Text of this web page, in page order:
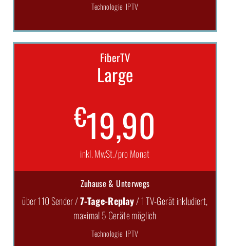
Technologie: IPTV
FiberTV
Large
€19,90
inkl. MwSt./pro Monat
Zuhause & Unterwegs
über 110 Sender /7-Tage-Replay/ 1 TV-Gerät inkludiert,
maximal 5 Geräte möglich
Technologie: IPTV